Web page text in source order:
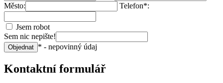
Město:
Telefon*:
Jsem robot
Sem nic nepište!
Objednat * - nepovinný údaj
Kontaktní formulář